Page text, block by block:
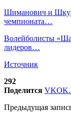
Шиманович и
чемпионата…
Волейболисты
лидеров…
Источник
292
Поделится VK
Предыдущая